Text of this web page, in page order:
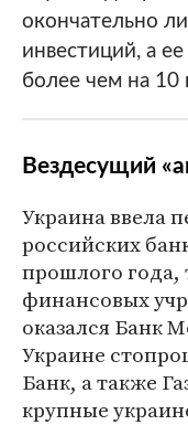
окончательно
инвестиций, а
более чем на 10
Вездесущий
Украина ввела
российских
прошлого года,
финансовых
оказался Банк
Украине
Банк, а также
крупные